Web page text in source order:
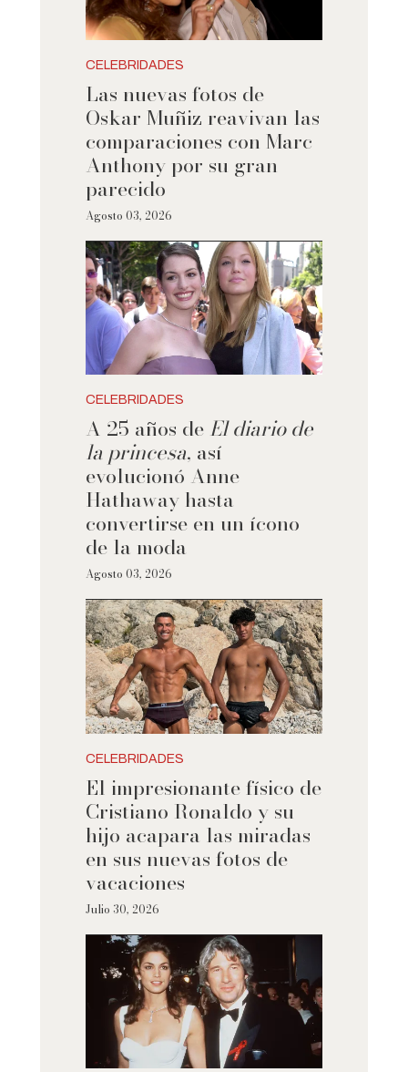
CELEBRIDADES
Las nuevas fotos de
Oskar Muñiz reavivan las
comparaciones con Marc
Anthony por su gran
parecido
Agosto 03, 2026
CELEBRIDADES
A 25 años de El diario de
la princesa, así
evolucionó Anne
Hathaway hasta
convertirse en un ícono
de la moda
Agosto 03, 2026
CELEBRIDADES
El impresionante físico de
Cristiano Ronaldo y su
hijo acapara las miradas
en sus nuevas fotos de
vacaciones
Julio 30, 2026